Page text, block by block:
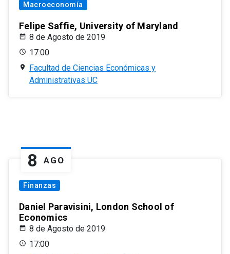
Macroeconomía
Felipe Saffie, University of Maryland
8 de Agosto de 2019
17:00
Facultad de Ciencias Económicas y
Administrativas UC
8 AGO
Finanzas
Daniel Paravisini, London School of
Economics
8 de Agosto de 2019
17:00